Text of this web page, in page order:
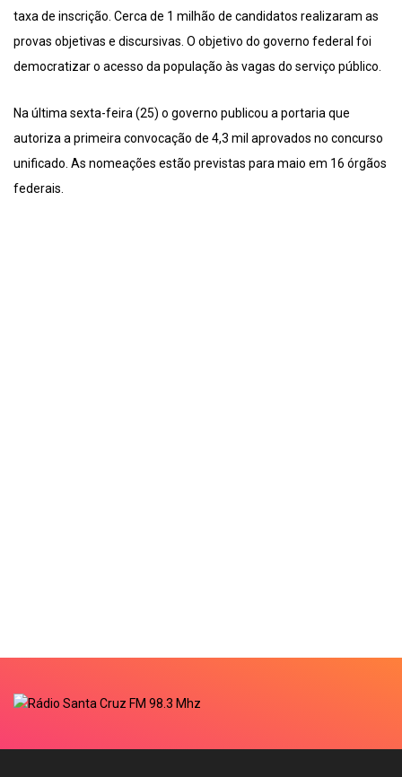
taxa de inscrição. Cerca de 1 milhão de candidatos realizaram as
provas objetivas e discursivas. O objetivo do governo federal foi
democratizar o acesso da população às vagas do serviço público.
Na última sexta-feira (25) o governo publicou a portaria que
autoriza a primeira convocação de 4,3 mil aprovados no concurso
unificado. As nomeações estão previstas para maio em 16 órgãos
federais.